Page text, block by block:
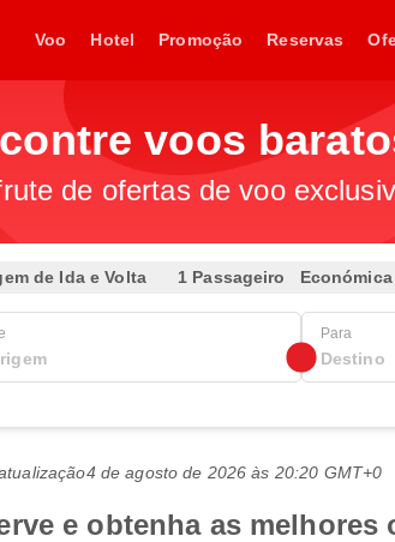
Voo Hotel Promoção Reservas
voos
de ofertas de voo
de Ida e Volta 1 Passageiro Económica
Para
4 de agosto de 2026 às 20:20 GMT+0
e obtenha as